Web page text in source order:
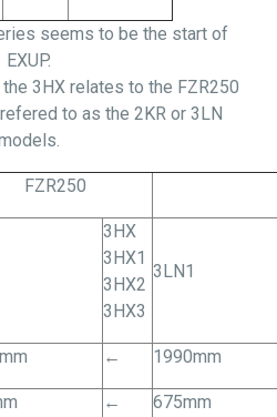
seems to be the start of
EXUP.
3HX relates to the FZR250
to as the 2KR or 3LN
FZR250
3HX
3HX1
3HX2
3HX3
3LN1
← 1990mm
← 675mm